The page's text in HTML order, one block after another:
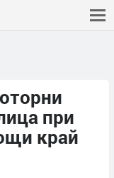
при
край